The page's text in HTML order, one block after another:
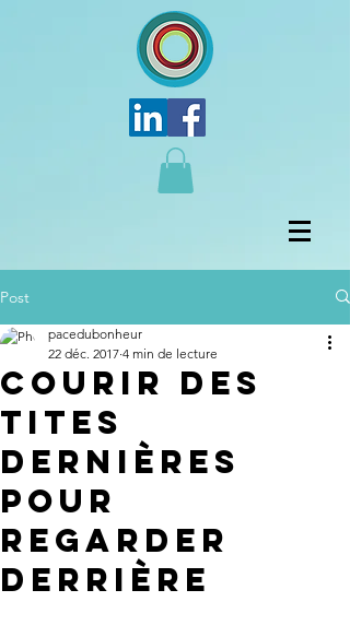
Post
Courir des
tites
dernières
pour
regarder
derrière
pacedubonheur
22 déc. 2017 4 min de lecture